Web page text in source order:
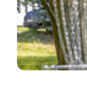
Praktické info
Kam vyrazit